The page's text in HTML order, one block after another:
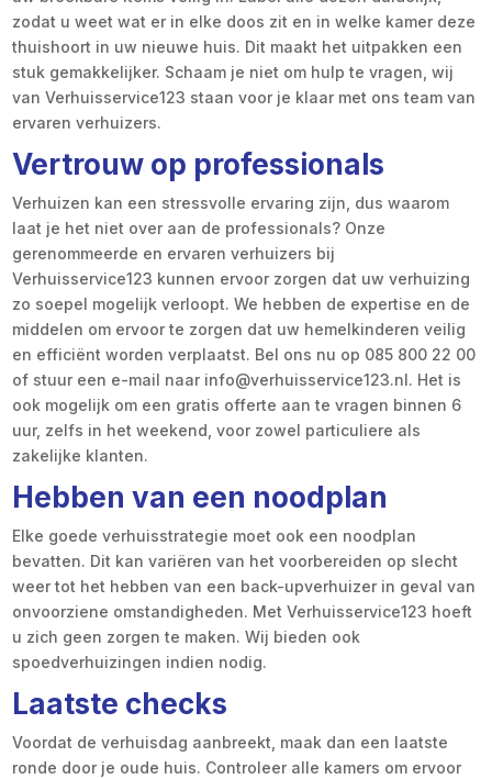
zodat u weet wat er in elke doos zit en in welke kamer deze
thuishoort in uw nieuwe huis. Dit maakt het uitpakken een
stuk gemakkelijker. Schaam je niet om hulp te vragen, wij
van Verhuisservice123 staan voor je klaar met ons team van
ervaren verhuizers.
Vertrouw op professionals
Verhuizen kan een stressvolle ervaring zijn, dus waarom
laat je het niet over aan de professionals? Onze
gerenommeerde en ervaren verhuizers bij
Verhuisservice123 kunnen ervoor zorgen dat uw verhuizing
zo soepel mogelijk verloopt. We hebben de expertise en de
middelen om ervoor te zorgen dat uw hemelkinderen veilig
en efficiënt worden verplaatst. Bel ons nu op 085 800 22 00
of stuur een e-mail naar info@verhuisservice123.nl. Het is
ook mogelijk om een gratis offerte aan te vragen binnen 6
uur, zelfs in het weekend, voor zowel particuliere als
zakelijke klanten.
Hebben van een noodplan
Elke goede verhuisstrategie moet ook een noodplan
bevatten. Dit kan variëren van het voorbereiden op slecht
weer tot het hebben van een back-upverhuizer in geval van
onvoorziene omstandigheden. Met Verhuisservice123 hoeft
u zich geen zorgen te maken. Wij bieden ook
spoedverhuizingen indien nodig.
Laatste checks
Voordat de verhuisdag aanbreekt, maak dan een laatste
ronde door je oude huis. Controleer alle kamers om ervoor